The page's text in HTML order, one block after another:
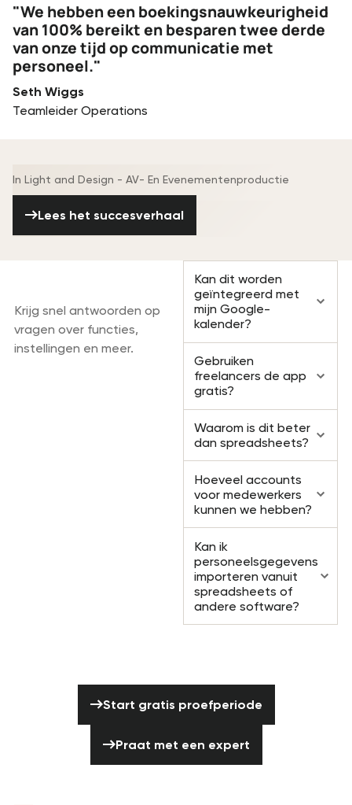
"We hebben een boekingsnauwkeurigheid
van 100% bereikt en besparen twee derde
van onze tijd op communicatie met
personeel."
Seth Wiggs
Teamleider Operations
In Light and Design - AV- En Evenementenproductie
Lees het succesverhaal
Krijg snel antwoorden op
vragen over functies,
instellingen en meer.
Kan dit worden
geïntegreerd met
mijn Google-
kalender?
Gebruiken
freelancers de app
gratis?
Waarom is dit beter
dan spreadsheets?
Hoeveel accounts
voor medewerkers
kunnen we hebben?
Kan ik
personeelsgegevens
importeren vanuit
spreadsheets of
andere software?
Start gratis proefperiode
Praat met een expert